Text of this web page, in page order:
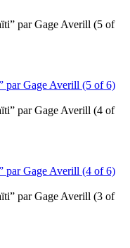
par Gage Averill (5 of 6)
par Gage Averill (4 of 6)